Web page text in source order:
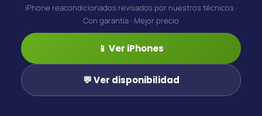
iPhone reacondicionados revisados por nuestros técnicos ·
Con garantía · Mejor precio
📱 Ver iPhones
💬 Ver disponibilidad